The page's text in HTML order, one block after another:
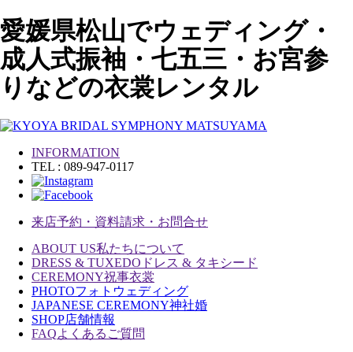
愛媛県松山でウェディング・
成人式振袖・七五三・お宮参
りなどの衣裳レンタル
INFORMATION
TEL : 089-947-0117
来店予約・資料請求・お問合せ
ABOUT US私たちについて
DRESS & TUXEDO ドレス & タキシード
CEREMONY祝事衣裳
PHOTOフォトウェディング
JAPANESE CEREMONY神社婚
SHOP店舗情報
FAQよくあるご質問